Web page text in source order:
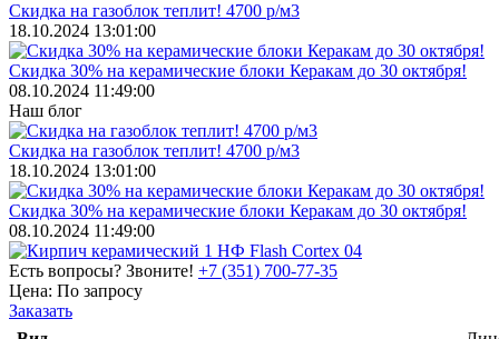
Скидка на газоблок теплит! 4700 р/м3
18.10.2024 13:01:00
Скидка 30% на керамические блоки Керакам до 30 октября!
08.10.2024 11:49:00
Наш блог
Скидка на газоблок теплит! 4700 р/м3
18.10.2024 13:01:00
Скидка 30% на керамические блоки Керакам до 30 октября!
08.10.2024 11:49:00
Есть вопросы? Звоните! +7 (351) 700-77-35
Цена: По запросу
Заказать